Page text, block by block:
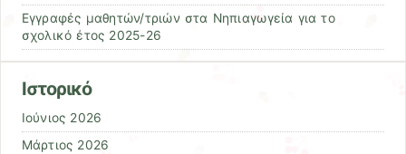
Εγγραφές μαθητών/τριών στα Νηπιαγωγεία για το
σχολικό έτος 2025-26
Ιστορικό
Ιούνιος 2026
Μάρτιος 2026